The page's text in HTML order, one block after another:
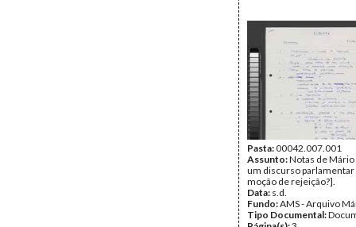
Pasta:00042.007.001
Assunto:Notas de Mário
um discurso
moção de rejeição?].
Data: s.d.
Fundo:AMS - Arquivo
Tipo Documental: